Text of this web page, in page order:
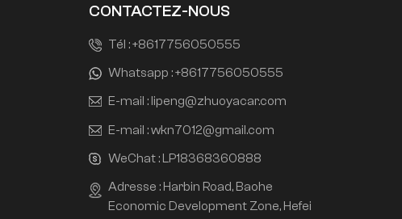
CONTACTEZ-NOUS
Tél :+8617756050555
Whatsapp :+8617756050555
E-mail : lipeng@zhuoyacar.com
E-mail :wkn7012@gmail.com
WeChat : LP18368360888
Adresse : Harbin Road, Baohe
Economic Development Zone, Hefei